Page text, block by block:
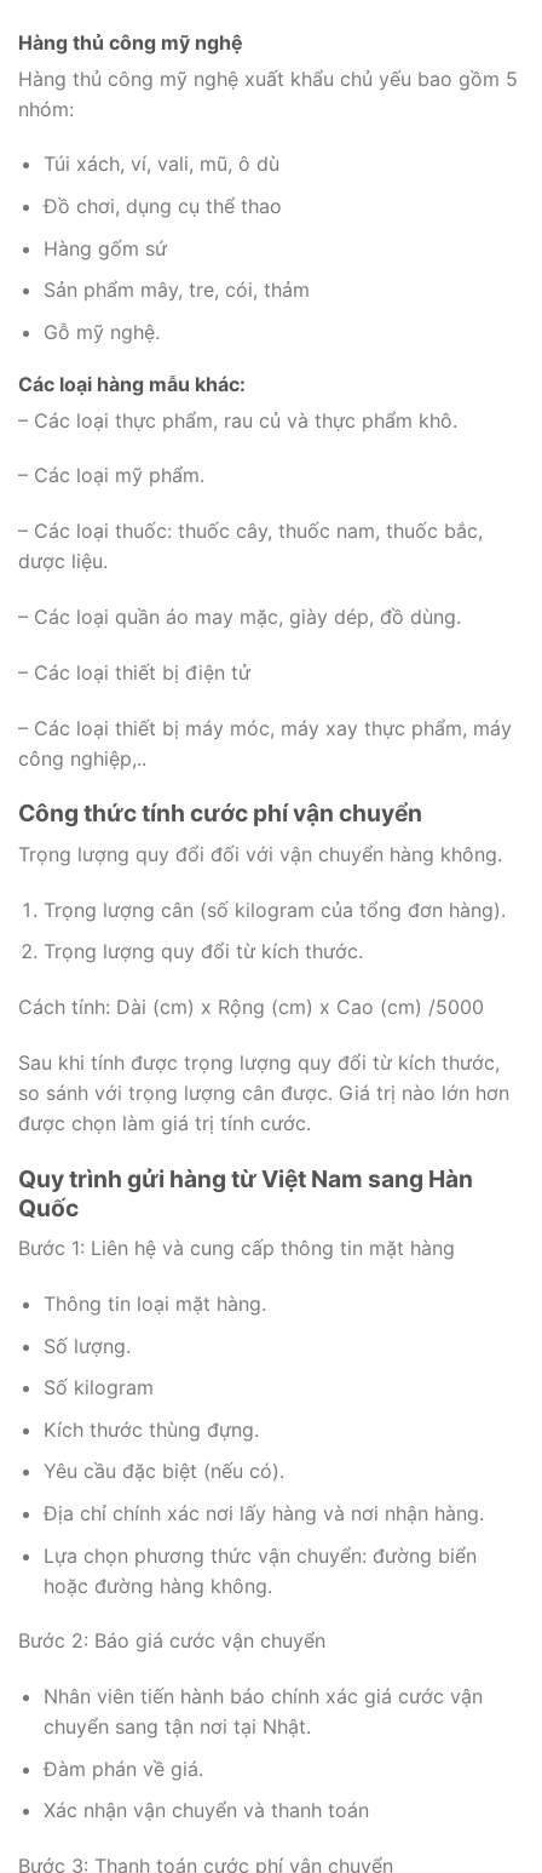
Hàng thủ công mỹ nghệ
Hàng thủ công mỹ nghệ xuất khẩu chủ yếu bao gồm 5
nhóm:
Túi xách, ví, vali, mũ, ô dù
Đồ chơi, dụng cụ thể thao
Hàng gốm sứ
Sản phẩm mây, tre, cói, thảm
Gỗ mỹ nghệ.
Các loại hàng mẫu khác:
– Các loại thực phẩm, rau củ và thực phẩm khô.
– Các loại mỹ phẩm.
– Các loại thuốc: thuốc cây, thuốc nam, thuốc bắc,
dược liệu.
– Các loại quần áo may mặc, giày dép, đồ dùng.
– Các loại thiết bị điện tử
– Các loại thiết bị máy móc, máy xay thực phẩm, máy
công nghiệp,..
Công thức tính cước phí vận chuyển
Trọng lượng quy đổi đối với vận chuyển hàng không.
Trọng lượng cân (số kilogram của tổng đơn hàng).
Trọng lượng quy đổi từ kích thước.
Cách tính: Dài (cm) x Rộng (cm) x Cao (cm) /5000
Sau khi tính được trọng lượng quy đổi từ kích thước,
so sánh với trọng lượng cân được. Giá trị nào lớn hơn
được chọn làm giá trị tính cước.
Quy trình gửi hàng từ Việt Nam sang Hàn
Quốc
Bước 1: Liên hệ và cung cấp thông tin mặt hàng
Thông tin loại mặt hàng.
Số lượng.
Số kilogram
Kích thước thùng đựng.
Yêu cầu đặc biệt (nếu có).
Địa chỉ chính xác nơi lấy hàng và nơi nhận hàng.
Lựa chọn phương thức vận chuyển: đường biển
hoặc đường hàng không.
Bước 2: Báo giá cước vận chuyển
Nhân viên tiến hành báo chính xác giá cước vận
chuyển sang tận nơi tại Nhật.
Đàm phán về giá.
Xác nhận vận chuyển và thanh toán
Bước 3: Thanh toán cước phí vận chuyển